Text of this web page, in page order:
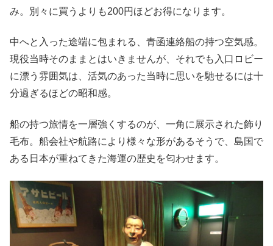
み。別々に買うよりも200円ほどお得になります。
中へと入った途端に包まれる、青函連絡船の持つ空気感。
現役当時そのままとはいきませんが、それでも入口ロビー
に漂う雰囲気は、活気のあった当時に思いを馳せるには十
分過ぎるほどの昭和感。
船の持つ旅情を一層強くするのが、一角に展示された飾り
毛布。船会社や航路により様々な形があるそうで、島国で
ある日本が重ねてきた海運の歴史を匂わせます。